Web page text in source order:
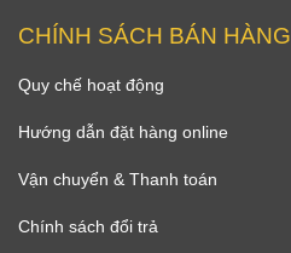
CHÍNH SÁCH BÁN HÀNG
Quy chế hoạt động
Hướng dẫn đặt hàng online
Vận chuyển & Thanh toán
Chính sách đổi trả